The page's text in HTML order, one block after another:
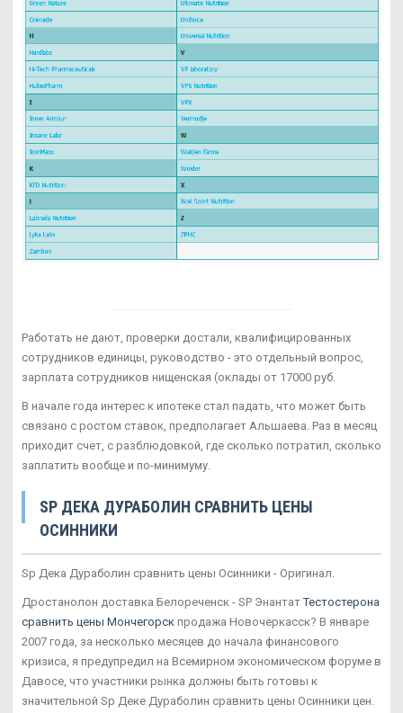
Работать не дают, проверки достали, квалифицированных
сотрудников единицы, руководство - это отдельный вопрос,
зарплата сотрудников нищенская (оклады от 17000 руб.
В начале года интерес к ипотеке стал падать, что может быть
связано с ростом ставок, предполагает Альшаева. Раз в месяц
приходит счет, с разблюдовкой, где сколько потратил, сколько
заплатить вообще и по-минимуму.
SP ДЕКА ДУРАБОЛИН СРАВНИТЬ ЦЕНЫ
ОСИННИКИ
Sp Дека Дураболин сравнить цены Осинники - Оригинал.
Дростанолон доставка Белореченск - SP ЭнантатТестостерона
сравнить цены Мончегорск продажа Новочеркасск? В январе
2007 года, за несколько месяцев до начала финансового
кризиса, я предупредил на Всемирном экономическом форуме в
Давосе, что участники рынка должны быть готовы к
значительной Sp Деке Дураболин сравнить цены Осинники цен.